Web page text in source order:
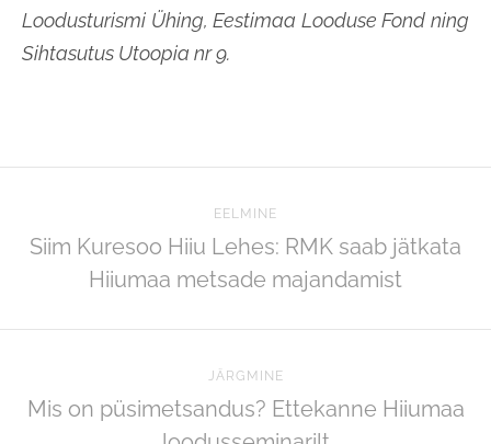
Loodusturismi Ühing, Eestimaa Looduse Fond ning
Sihtasutus Utoopia nr 9.
EELMINE
Siim Kuresoo Hiiu Lehes: RMK saab jätkata
Hiiumaa metsade majandamist
JÄRGMINE
Mis on püsimetsandus? Ettekanne Hiiumaa